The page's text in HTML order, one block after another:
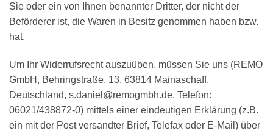
Sie oder ein von Ihnen benannter Dritter, der nicht der
Beförderer ist, die Waren in Besitz genommen haben bzw.
hat.
Um Ihr Widerrufsrecht auszuüben, müssen Sie uns (REMO
GmbH, Behringstraße, 13, 63814 Mainaschaff,
Deutschland, s.daniel@remogmbh.de, Telefon:
06021/438872-0) mittels einer eindeutigen Erklärung (z.B.
ein mit der Post versandter Brief, Telefax oder E-Mail) über